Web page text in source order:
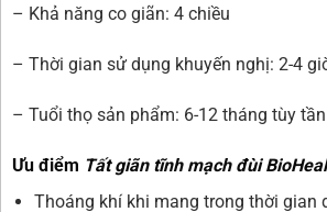
– Khả năng co giãn: 4 chiều
– Thời gian sử dụng khuyến nghị: 2-4
– Tuổi thọ sản phẩm: 6-12 tháng tùy
Ưu điểm Tất giãn tĩnh mạch đùi
Thoáng khí khi mang trong thời gian